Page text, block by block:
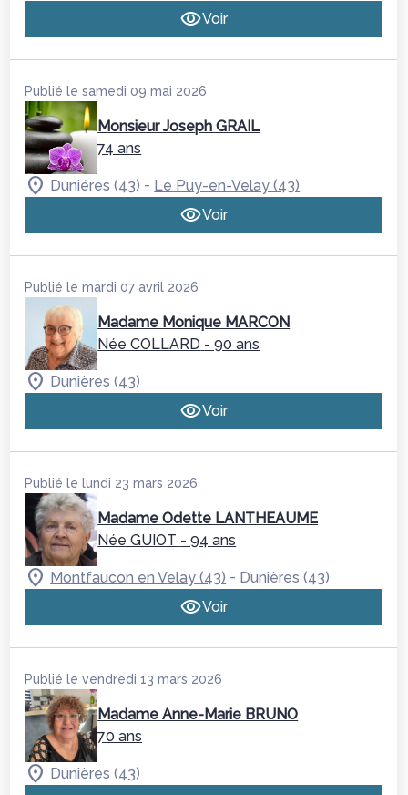
Voir
Publié le samedi 09 mai 2026
Monsieur Joseph GRAIL
74 ans
Duniéres (43) - Le Puy-en-Velay (43)
Voir
Publié le mardi 07 avril 2026
Madame Monique MARCON
Née COLLARD - 90 ans
Dunières (43)
Voir
Publié le lundi 23 mars 2026
Madame Odette LANTHEAUME
Née GUIOT - 94 ans
Montfaucon en Velay (43) - Dunières (43)
Voir
Publié le vendredi 13 mars 2026
Madame Anne-Marie BRUNO
70 ans
Dunières (43)